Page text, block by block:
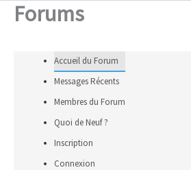
Forums
Accueil du Forum
Messages Récents
Membres du Forum
Quoi de Neuf ?
Inscription
Connexion